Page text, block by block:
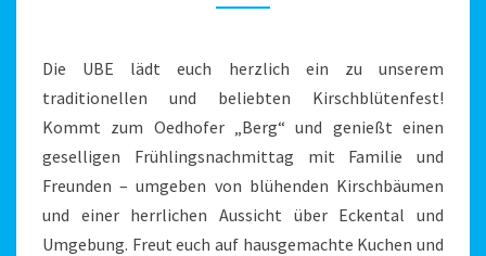
13.04.2025
Die UBE lädt euch herzlich ein zu unserem
traditionellen und beliebten Kirschblütenfest!
Kommt zum Oedhofer „Berg“ und genießt einen
geselligen Frühlingsnachmittag mit Familie und
Freunden – umgeben von blühenden Kirschbäumen
und einer herrlichen Aussicht über Eckental und
Umgebung. Freut euch auf hausgemachte Kuchen und